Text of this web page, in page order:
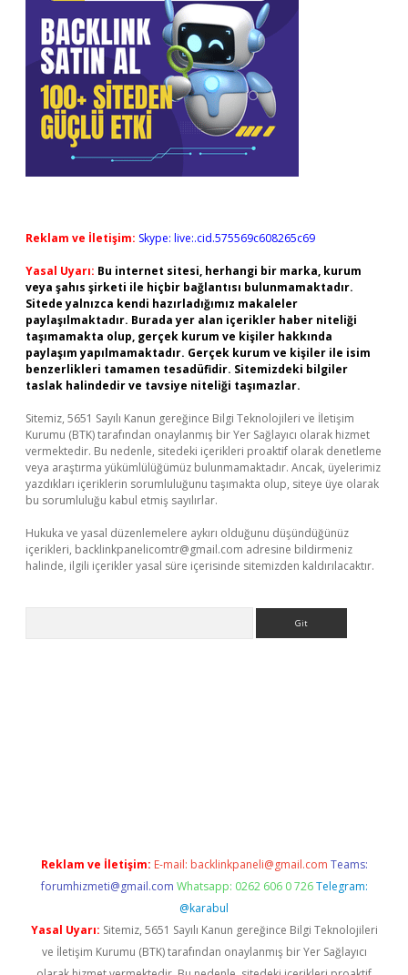
Reklam ve İletişim: Skype: live:.cid.575569c608265c69
Yasal Uyarı: Bu internet sitesi, herhangi bir marka, kurum
veya şahıs şirketi ile hiçbir bağlantısı bulunmamaktadır.
Sitede yalnızca kendi hazırladığımız makaleler
paylaşılmaktadır. Burada yer alan içerikler haber niteliği
taşımamakta olup, gerçek kurum ve kişiler hakkında
paylaşım yapılmamaktadır. Gerçek kurum ve kişiler ile isim
benzerlikleri tamamen tesadüfidir. Sitemizdeki bilgiler
taslak halindedir ve tavsiye niteliği taşımazlar.
Sitemiz, 5651 Sayılı Kanun gereğince Bilgi Teknolojileri ve İletişim
Kurumu (BTK) tarafından onaylanmış bir Yer Sağlayıcı olarak hizmet
vermektedir. Bu nedenle, sitedeki içerikleri proaktif olarak denetleme
veya araştırma yükümlülüğümüz bulunmamaktadır. Ancak, üyelerimiz
yazdıkları içeriklerin sorumluluğunu taşımakta olup, siteye üye olarak
bu sorumluluğu kabul etmiş sayılırlar.
Hukuka ve yasal düzenlemelere aykırı olduğunu düşündüğünüz
içerikleri, backlinkpanelicomtr@gmail.com adresine bildirmeniz
halinde, ilgili içerikler yasal süre içerisinde sitemizden kaldırılacaktır.
Reklam ve İletişim: E-mail: backlinkpaneli@gmail.com Teams:
forumhizmeti@gmail.com Whatsapp: 0262 606 0 726 Telegram:
@karabul
Yasal Uyarı: Sitemiz, 5651 Sayılı Kanun gereğince Bilgi Teknolojileri
ve İletişim Kurumu (BTK) tarafından onaylanmış bir Yer Sağlayıcı